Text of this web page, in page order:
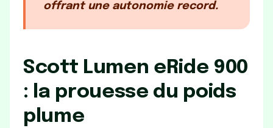
offrant une autonomie record.
Scott Lumen eRide 900
: la prouesse du poids
plume